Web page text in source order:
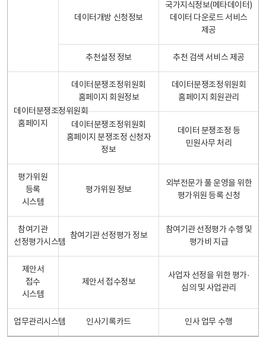
데이터개방 신청정보
국가지식정보(메타데이터)
데이터 다운로드 서비스
제공
추천설정 정보 추천 검색 서비스 제공
데이터분쟁조정위원회
홈페이지
데이터분쟁조정위원회
홈페이지 회원정보
데이터분쟁조정위원회
홈페이지 회원관리
데이터분쟁조정위원회
홈페이지 분쟁조정 신청자
정보
데이터 분쟁조정 등
민원사무 처리
평가위원
등록
시스템
평가위원 정보
외부전문가 풀 운영을 위한
평가위원 등록 신청
참여기관
선정평가시스템
참여기관 선정평가 정보
참여기관 선정평가 수행 및
평가비 지급
제안서
접수
시스템
제안서 접수정보
사업자 선정을 위한 평가·
심의 및 사업관리
업무관리시스템 인사기록카드 인사 업무 수행